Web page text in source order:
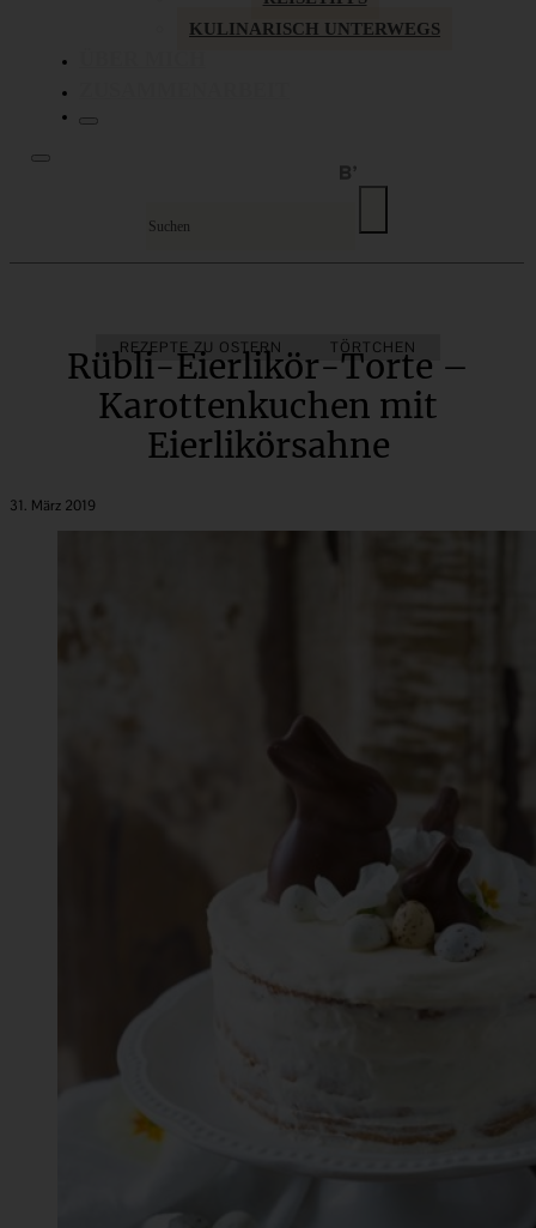
KULINARISCH UNTERWEGS
REZEPTE ZU OSTERN TÖRTCHEN
Rübli-Eierlikör-Torte –
Karottenkuchen mit
Eierlikörsahne
31. März 2019